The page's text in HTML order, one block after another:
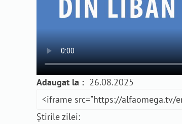
Adaugat la : 26.08.2025
Știrile zilei: